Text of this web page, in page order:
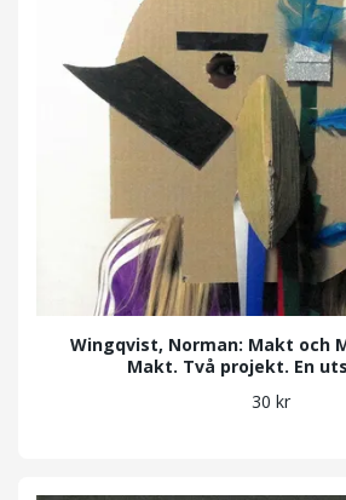
Wingqvist, Norman: Makt och
Makt. Två projekt. En
30 kr